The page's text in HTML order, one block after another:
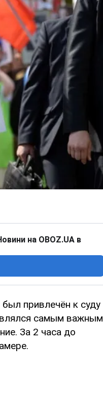
на OBOZ.UA в
был привлечён к суду
самым важным
За 2 часа до